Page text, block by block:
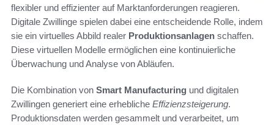
flexibler und effizienter auf Marktanforderungen reagieren.
Digitale Zwillinge spielen dabei eine entscheidende Rolle, indem
sie ein virtuelles Abbild realer Produktionsanlagen schaffen.
Diese virtuellen Modelle ermöglichen eine kontinuierliche
Überwachung und Analyse von Abläufen.
Die Kombination von Smart Manufacturing und digitalen
Zwillingen generiert eine erhebliche Effizienzsteigerung.
Produktionsdaten werden gesammelt und verarbeitet, um